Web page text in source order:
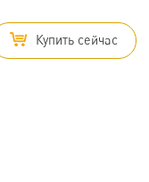
Купить сейчас